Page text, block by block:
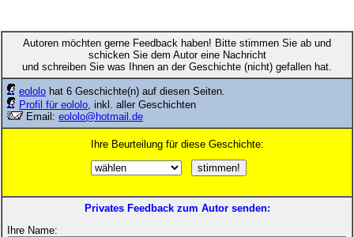
Autoren möchten gerne Feedback haben! Bitte stimmen Sie ab und
schicken Sie dem Autor eine Nachricht
und schreiben Sie was Ihnen an der Geschichte (nicht) gefallen hat.
eololo hat 6 Geschichte(n) auf diesen Seiten.
Profil für eololo , inkl. aller Geschichten
Email: eololo@hotmail.de
Ihre Beurteilung für diese Geschichte:
Privates Feedback zum Autor senden:
Ihre Name: